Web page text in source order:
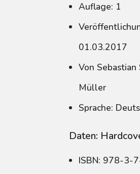
Auflage: 1
01.03.2017
Von Sebastian
Müller
Sprache:
Daten:
ISBN: 978-3-